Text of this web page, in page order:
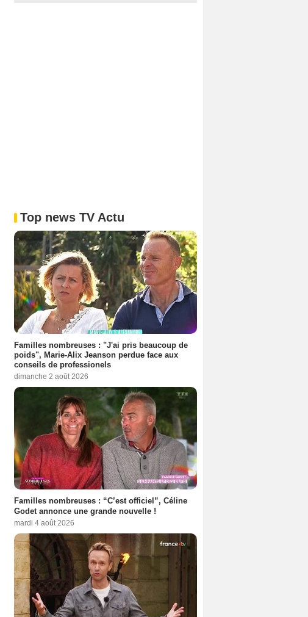
Top news TV Actu
Familles nombreuses : "J'ai pris beaucoup de
poids", Marie-Alix Jeanson perdue face aux
conseils de professionels
dimanche 2 août 2026
Familles nombreuses : “C’est officiel”, Céline
Godet annonce une grande nouvelle !
mardi 4 août 2026